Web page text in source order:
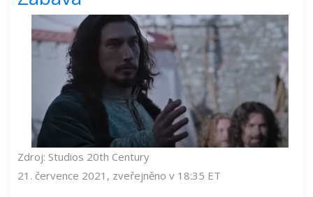
Zdroj: Studios 20th Century
21. července 2021, zveřejněno v 18:35 ET